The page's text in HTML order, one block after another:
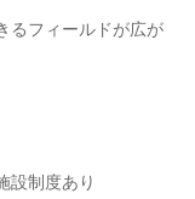
るフィールドが広が
設制度あり